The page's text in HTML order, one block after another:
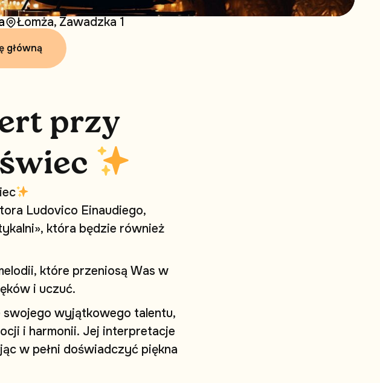
Łomża, Zawadzka 1
główną
rt przy
świec
ec
tora Ludovico Einaudiego,
ykalni», która będzie również
elodii, które przeniosą Was w
ęków i uczuć.
swojego wyjątkowego talentu,
ocji i harmonii. Jej interpretacje
jąc w pełni doświadczyć piękna